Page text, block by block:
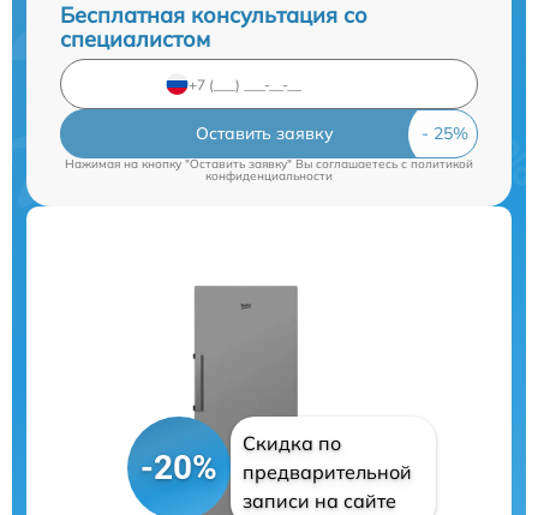
Бесплатная консультация со
специалистом
Оставить заявку
Нажимая на кнопку "Оставить заявку" Вы соглашаетесь c политикой
конфиденциальности
-20%
Скидка по
предварительной
записи на сайте